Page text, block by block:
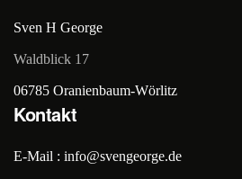
Sven H George
Waldblick 17
06785 Oranienbaum-Wörlitz
Kontakt
E-Mail : info@svengeorge.de